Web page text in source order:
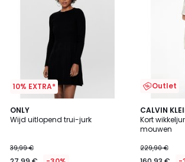
10% EXTRA*
ONLY
Wijd uitlopend trui-jurk
39,99 €
4,4
/ 5
Outlet
CALVIN
Kort
mouwen
229,90 €